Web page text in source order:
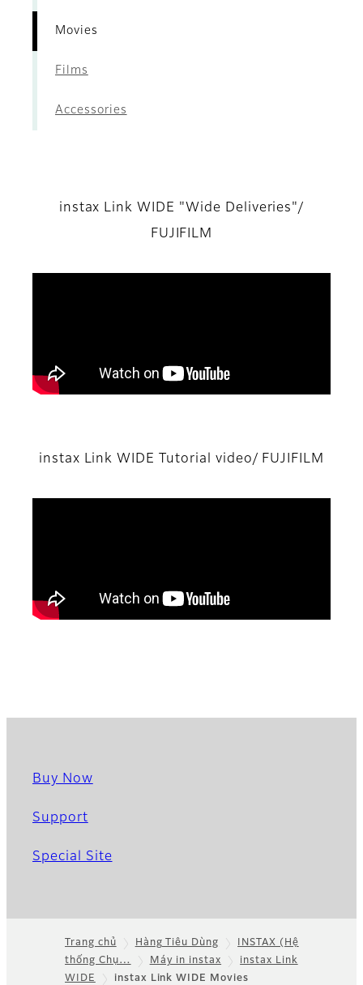
Movies
Films
Accessories
instax Link WIDE "Wide Deliveries"/
FUJIFILM
instax Link WIDE Tutorial video/ FUJIFILM
Buy Now
Support
Special Site
Footer
Trang chủ Hàng Tiêu Dùng
INSTAX (Hệ
thống Chụ…
Máy in instax
instax Link
WIDE
instax Link WIDE Movies